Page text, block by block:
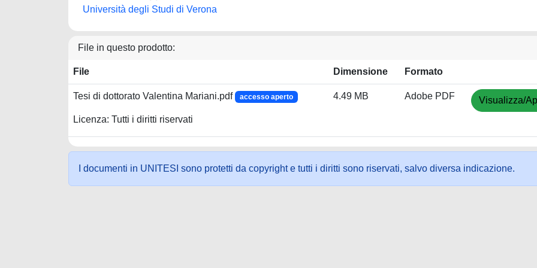
Università degli Studi di Verona
File in questo prodotto:
File Dimensione Formato
Tesi di dottorato Valentina Mariani.pdf accesso aperto
Licenza: Tutti i diritti riservati
4.49 MB Adobe PDF Visualizza/
I documenti in UNITESI sono protetti da copyright e tutti i diritti sono riservati, salvo diversa indicazione.